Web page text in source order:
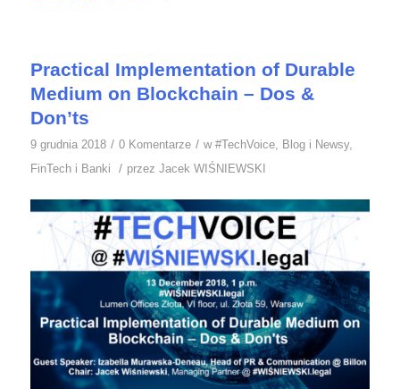
Practical Implementation of Durable
Medium on Blockchain – Dos &
Don’ts
9 grudnia 2018 / 0 Komentarze / w #TechVoice, Blog i Newsy,
FinTech i Banki
/ przez Jacek WIŚNIEWSKI